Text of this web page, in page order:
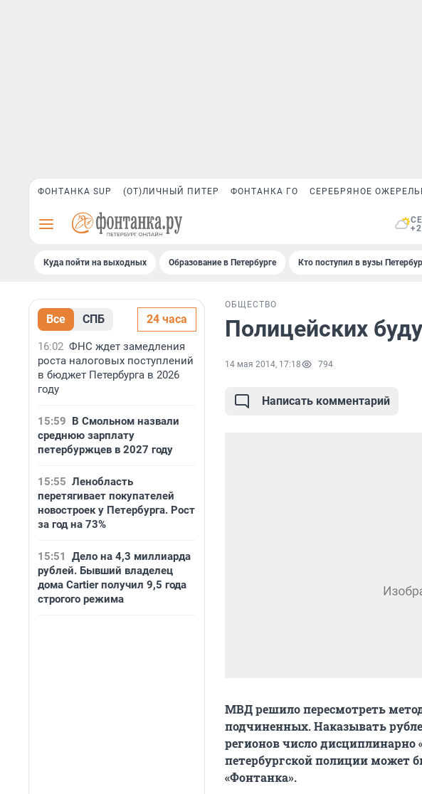
ФОНТАНКА SUP (ОТ)ЛИЧНЫЙ ПИТЕР ФОНТАНКА ГО СЕРЕБРЯНОЕ
Куда пойти на выходных Образование в Петербурге Кто поступил в вузы
Все СПБ 24 часа
16:02 ФНС ждет замедления
роста налоговых поступлений
в бюджет Петербурга в 2026
году
15:59 В Смольном назвали
среднюю зарплату
петербуржцев в 2027 году
15:55 Ленобласть
перетягивает покупателей
новостроек у Петербурга. Рост
за год на 73%
15:51
Дело на 4,3 миллиарда
рублей. Бывший владелец
дома Cartier получил 9,5 года
строгого режима
ОБЩЕСТВО
Полицейских
14 мая 2014, 17:18 794
Написать комментарий
МВД решило пересмотреть
подчиненных. Наказывать
регионов число дисциплинарно
петербургской полиции может
«Фонтанка».